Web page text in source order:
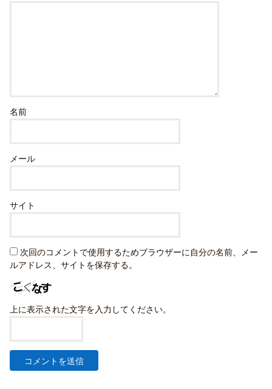
名前
メール
サイト
次回のコメントで使用するためブラウザーに自分の名前、メー
ルアドレス、サイトを保存する。
上に表示された文字を入力してください。